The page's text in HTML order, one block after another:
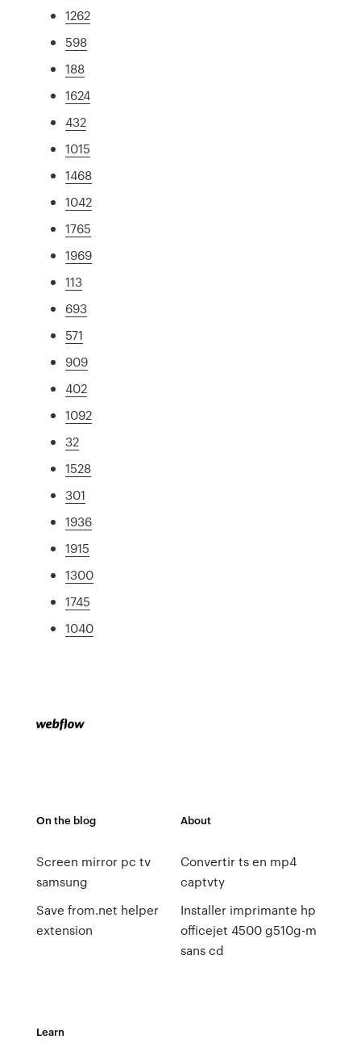
1262
598
188
1624
432
1015
1468
1042
1765
1969
113
693
571
909
402
1092
32
1528
301
1936
1915
1300
1745
1040
On the blog
Screen mirror pc tv
samsung
Save from.net helper
extension
About
Convertir ts en mp4
captvty
Installer imprimante hp
officejet 4500 g510g-m
sans cd
Learn